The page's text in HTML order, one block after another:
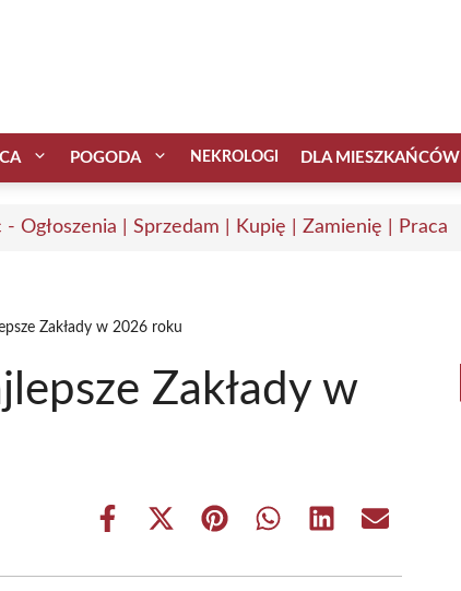
POGODA NEKROLOGI DLA MIESZKAŃCÓW
- Ogłoszenia | Sprzedam | Kupię | Zamienię | Praca
Zakłady w 2026 roku
Zakłady w
Share
Share
(Twitter)
Share Share Share Share